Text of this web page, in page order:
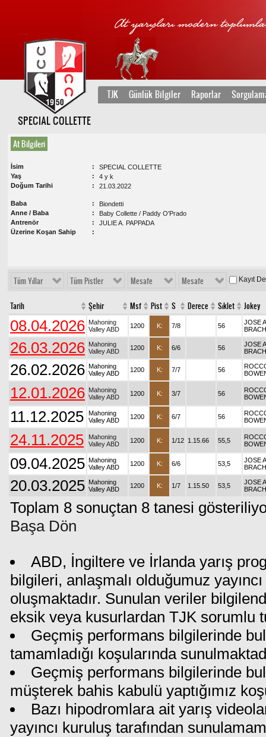
TJK Günlük Bilgiler Raporlar
SPECIAL COLLETTE
At Bilgileri
İsim
SPECIAL COLLETTE
Yaş
4 y k
Doğum Tarihi
21.03.2022
Baba
Biondetti
Anne / Baba
Baby Collette / Paddy O'Prado
Antrenör
JULIE A. PAPPADA
Üzerine Koşan Sahip
Tüm Yıllar Tüm Pistler Mesafe Mesafe Kayıt
Tarih Şehir Msf Pist S Derece Sıklet Jokey
08.04.2026 Mahoning
Valley ABD
1200 K: 7/8 56
JOSE
26.03.2026 Mahoning
Valley ABD
1200 K: 6/6 56
JOSE
26.02.2026 Mahoning
Valley ABD
1200 K: 7/7 56
12.01.2026 Mahoning
Valley ABD
1200 K: 3/7 56
11.12.2025
Mahoning
Valley ABD
1200 K: 6/7 56
24.11.2025
Mahoning
Valley ABD
1200 K: 1/12 1.15.66 55,5
09.04.2025 Mahoning
Valley ABD
1200 K: 6/6 53,5
JOSE
20.03.2025 Mahoning
Valley ABD
1200 K: 1/7 1.15.50 53,5
JOSE
Toplam 8 sonuçtan 8 tanesi
Başa Dön
ABD, İngiltere ve İrlanda yarış
bilgileri, anlaşmalı olduğumuz
oluşmaktadır. Sunulan veriler
eksik veya kusurlardan TJK sorumlu
Geçmiş performans bilgilerinde
tamamladığı koşularında
Geçmiş performans bilgilerinde
müşterek bahis kabulü yaptığımız
Bazı hipodromlara ait yarış
yayıncı kuruluş tarafından